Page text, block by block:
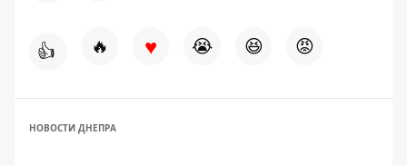
👍 🔥 ♥ 😭 😆 😡
НОВОСТИ ДНЕПРА